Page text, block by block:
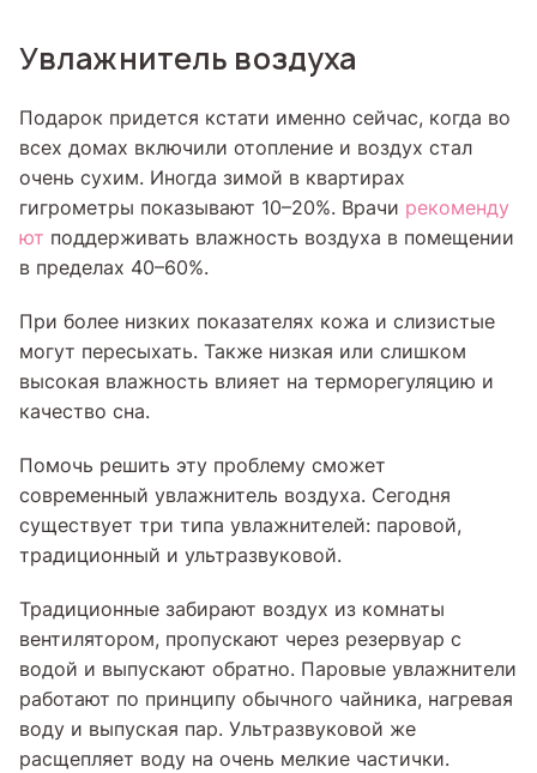
Увлажнитель воздуха
Подарок придется кстати именно сейчас, когда во
всех домах включили отопление и воздух стал
очень сухим. Иногда зимой в квартирах
гигрометры показывают 10–20%. Врачи рекоменду
ют поддерживать влажность воздуха в помещении
в пределах 40–60%.
При более низких показателях кожа и слизистые
могут пересыхать. Также низкая или слишком
высокая влажность влияет на терморегуляцию и
качество сна.
Помочь решить эту проблему сможет
современный увлажнитель воздуха. Сегодня
существует три типа увлажнителей: паровой,
традиционный и ультразвуковой.
Традиционные забирают воздух из комнаты
вентилятором, пропускают через резервуар с
водой и выпускают обратно. Паровые увлажнители
работают по принципу обычного чайника, нагревая
воду и выпуская пар. Ультразвуковой же
расщепляет воду на очень мелкие частички.